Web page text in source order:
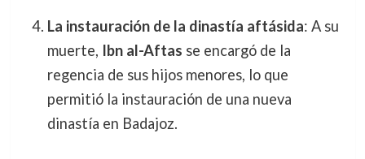
La instauración de la dinastía aftásida: A su
muerte, Ibn al-Aftas se encargó de la
regencia de sus hijos menores, lo que
permitió la instauración de una nueva
dinastía en Badajoz.